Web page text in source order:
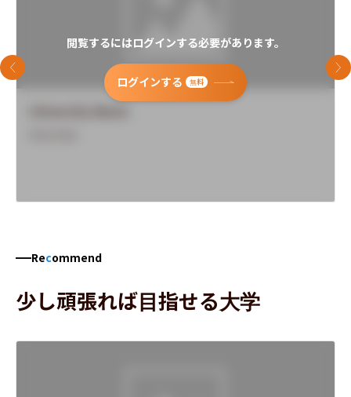
閲覧するにはログインする必要があります。
ログインする 無料
前のスライド 次
Recommend
少し頑張れば目指せる大学